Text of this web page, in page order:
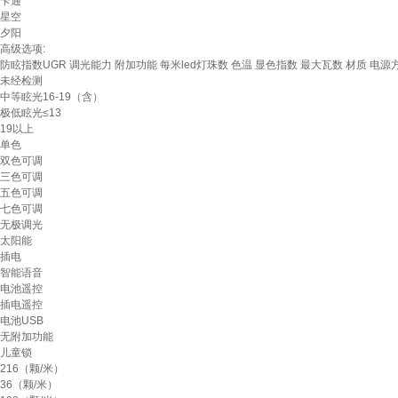
星空
夕阳
高级选项:
防眩指数UGR 调光能力 附加功能 每米led灯珠数 色温 显色指数 最大瓦数 材质 电源
未经检测
中等眩光16-19（含）
极低眩光≤13
19以上
单色
双色可调
三色可调
五色可调
七色可调
无极调光
太阳能
插电
智能语音
电池遥控
插电遥控
电池USB
无附加功能
儿童锁
216（颗/米）
36（颗/米）